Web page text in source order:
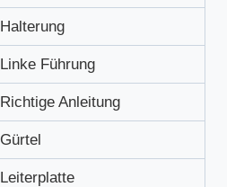
Halterung
Linke Führung
Richtige Anleitung
Gürtel
Leiterplatte